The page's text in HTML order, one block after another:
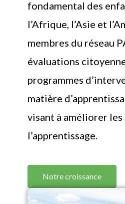
fondamental des
l’Afrique, l’Asie et
membres du réseau
évaluations
programmes
matière
visant à améliorer
l’apprentissage.
Notre croissance